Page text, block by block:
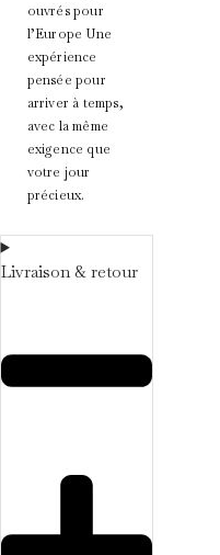
ouvrés pour
l’Europe Une
expérience
pensée pour
arriver à temps,
avec la même
exigence que
votre jour
précieux.
Livraison & retour